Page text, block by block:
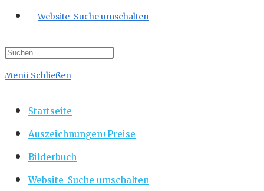
Website-Suche umschalten
Menü Schließen
Startseite
Auszeichnungen+Preise
Bilderbuch
Website-Suche umschalten